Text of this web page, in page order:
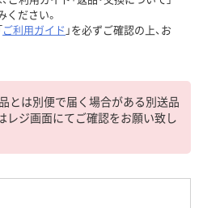
ください。
ご利用ガイド 」を必ずご確認の上、お
とは別便で届く場合がある別送品
レジ画面にてご確認をお願い致し